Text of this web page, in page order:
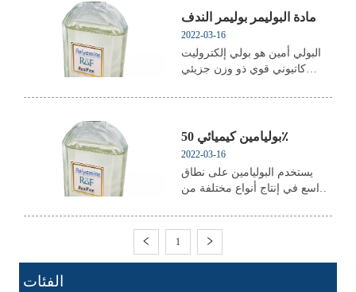
مادة البوليمر بوليمر الندف
2022-03-16
البولي أمين هو بولي إلكتروليت
كاتيوني قوي ذو وزن جزيئي
قابلية جيدة للذوبان في الماء ،
لقيمة PH ، له تأثير مقاومة تحلل
الكلور. بالإضافة إلى ذلك ، تتميز
بخصائص مقاومة درجات الحرارة
العالية والضغط الع...
بوليامين كيميائي 50٪
2022-03-16
يستخدم البوليامين على نطاق
واسع في إنتاج أنواع مختلفة من
مياه الصرف الصحي. · المظهر:
سائل شفاف عديم اللون إلى
أصفر خفيف · الطبيعة الأيونية:
1
ㅤ الفئات